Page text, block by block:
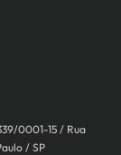
0001-15 / Rua
/ SP